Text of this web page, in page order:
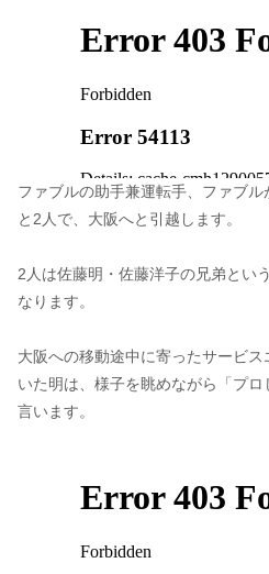
ファブルの助手兼運転手、ファブ
と2人で、大阪へと引越します。
2人は佐藤明・佐藤洋子の兄弟とい
なります。
大阪への移動途中に寄ったサービ
いた明は、様子を眺めながら「プ
言います。